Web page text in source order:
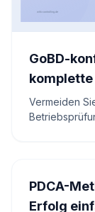
GoBD-
Vermeiden
PDCA-
Erfolg